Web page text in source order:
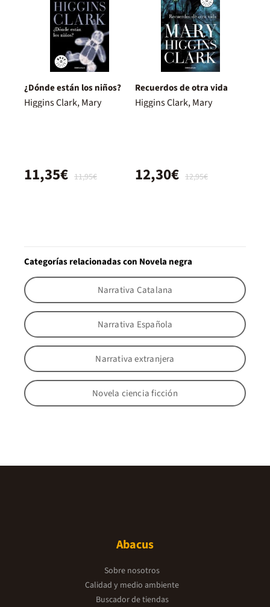
¿Dónde están los niños?
Higgins Clark, Mary
11,95€
11,35€
Recuerdos de otra vida
Higgins Clark, Mary
12,95€
12,30€
Categorías relacionadas con Novela negra
Narrativa Catalana
Narrativa Española
Narrativa extranjera
Novela ciencia ficción
Abacus
Sobre nosotros
Calidad y medio ambiente
Buscador de tiendas